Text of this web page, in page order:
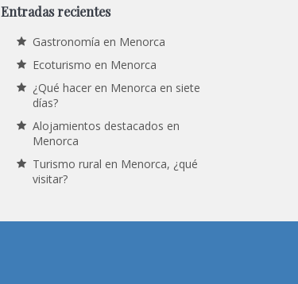
Entradas recientes
Gastronomía en Menorca
Ecoturismo en Menorca
¿Qué hacer en Menorca en siete
días?
Alojamientos destacados en
Menorca
Turismo rural en Menorca, ¿qué
visitar?